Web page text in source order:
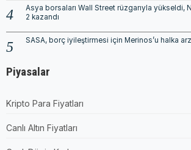
Asya borsaları Wall Street rüzgarıyla yükseldi,
2 kazandı
SASA, borç iyileştirmesi için Merinos’u halka
Piyasalar
Kripto Para Fiyatları
Canlı Altın Fiyatları